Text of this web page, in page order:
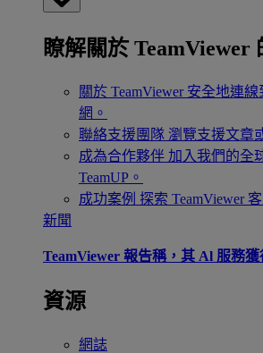
瞭解關於 TeamViewer
關於 TeamViewer 安全地連
網。
聯絡支援團隊 瀏覽支援文章
成為合作夥伴 加入我們的全
TeamUP。
成功案例 探索 TeamViewer
新聞
TeamViewer 報告稱，其 Al 服務獲
資源
網誌